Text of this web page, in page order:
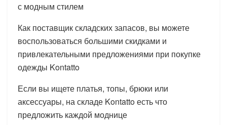
с модным стилем
Как поставщик складских запасов, вы можете
воспользоваться большими скидками и
привлекательными предложениями при покупке
одежды Kontatto
Если вы ищете платья, топы, брюки или
аксессуары, на складе Kontatto есть что
предложить каждой моднице